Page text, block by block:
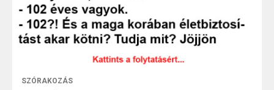
SZÓRAKOZÁS